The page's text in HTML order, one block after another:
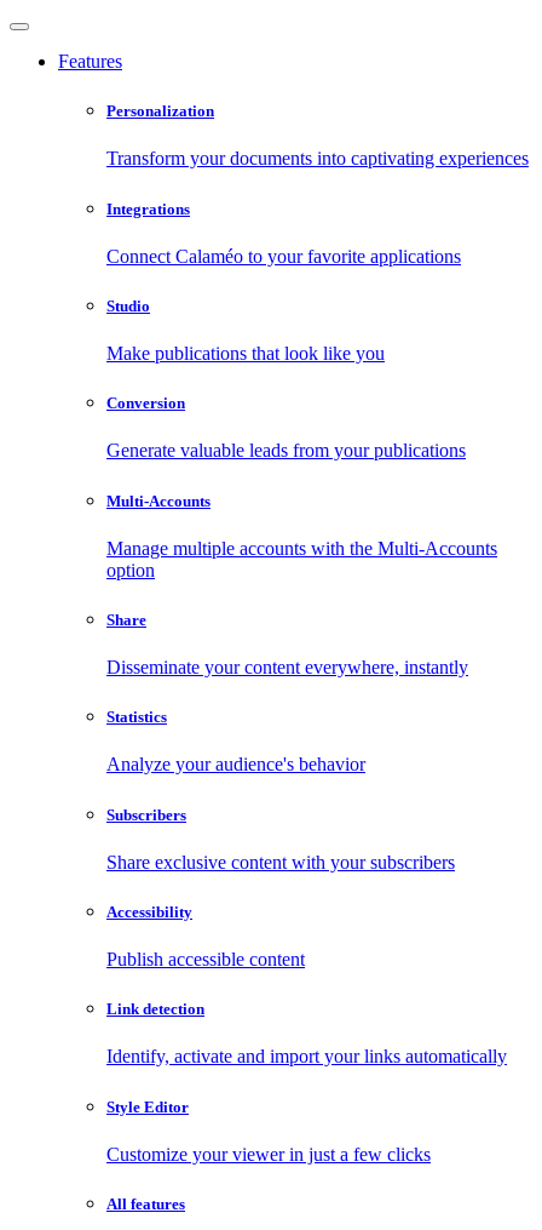
Features
Personalization
Transform your documents into captivating experiences
Integrations
Connect Calaméo to your favorite applications
Studio
Make publications that look like you
Conversion
Generate valuable leads from your publications
Multi-Accounts
Manage multiple accounts with the Multi-Accounts
option
Share
Disseminate your content everywhere, instantly
Statistics
Analyze your audience's behavior
Subscribers
Share exclusive content with your subscribers
Accessibility
Publish accessible content
Link detection
Identify, activate and import your links automatically
Style Editor
Customize your viewer in just a few clicks
All features